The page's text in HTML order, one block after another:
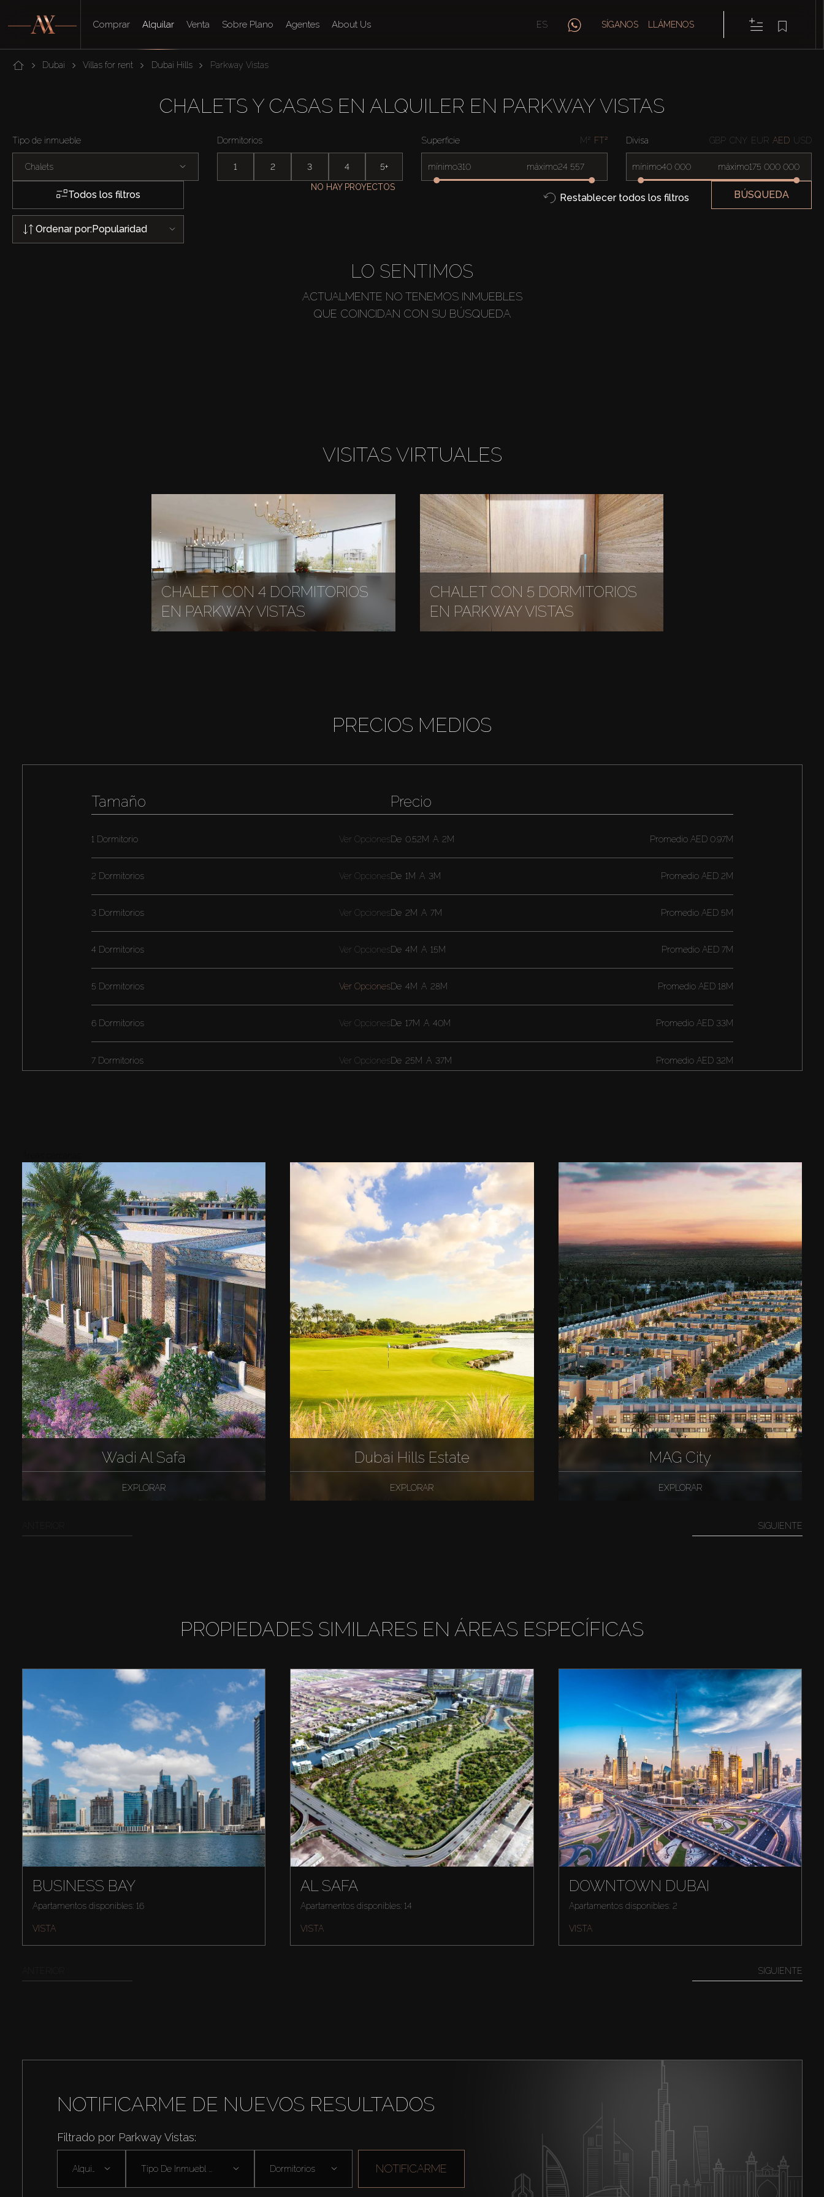
Comprar Alquilar Venta Sobre Plano Agentes About Us ES SÍGANOS LLÁMENOS
Dubai Villas for rent Dubai Hills Parkway Vistas
CHALETS Y CASAS EN ALQUILER EN PARKWAY VISTAS
Tipo de inmueble
Chalets
Dormitorios
1 2 3 4 5+
Superficie M² FT²
mínimo máximo
Divisa GBP CNY EUR AED USD
mínimo máximo
Todos los filtros
NO HAY PROYECTOS
Restablecer todos los filtros BÚSQUEDA
Ordenar por:Popularidad
LO SENTIMOS
ACTUALMENTE NO TENEMOS INMUEBLES
QUE COINCIDAN CON SU BÚSQUEDA
VISITAS VIRTUALES
CHALET CON 4 DORMITORIOS
EN PARKWAY VISTAS
CHALET CON 5 DORMITORIOS
EN PARKWAY VISTAS
PRECIOS MEDIOS
Tamaño
1 Dormitorio Ver Opciones
2 Dormitorios Ver Opciones
3 Dormitorios Ver Opciones
4 Dormitorios Ver Opciones
5 Dormitorios Ver Opciones
6 Dormitorios Ver Opciones
7 Dormitorios Ver Opciones
Precio
De 0.52M A 2M PromedioAED 0.97M
De 1M A 3M PromedioAED 2M
De 2M A 7M PromedioAED 5M
De 4M A 15M PromedioAED 7M
De 4M A 28M PromedioAED 18M
De 17M A 40M PromedioAED 33M
De 25M A 37M PromedioAED 32M
Wadi Al Safa
EXPLORAR
Dubai Hills Estate
EXPLORAR
MAG City
EXPLORAR
SIGUIENTE
PROPIEDADES SIMILARES EN ÁREAS ESPECÍFICAS
BUSINESS BAY
Apartamentos disponibles: 16
VISTA
AL SAFA
Apartamentos disponibles: 14
VISTA
DOWNTOWN DUBAI
Apartamentos disponibles: 2
VISTA
SIGUIENTE
NOTIFICARME DE NUEVOS RESULTADOS
Filtrado por Parkway Vistas:
Tipo De Inmuebl ... Dormitorios NOTIFICARME